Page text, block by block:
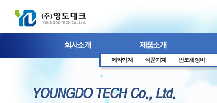
제약기계 식품기계 반도체장비